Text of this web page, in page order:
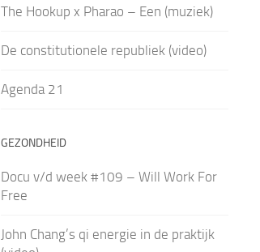
The Hookup x Pharao – Een (muziek)
De constitutionele republiek (video)
Agenda 21
GEZONDHEID
Docu v/d week #109 – Will Work For
Free
John Chang’s qi energie in de praktijk